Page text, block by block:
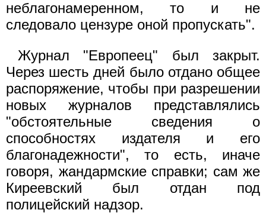
неблагонамеренном, то и не
следовало цензуре оной пропускать".
Журнал "Европеец" был закрыт.
Через шесть дней было отдано общее
распоряжение, чтобы при разрешении
новых журналов представлялись
"обстоятельные сведения о
способностях издателя и его
благонадежности", то есть, иначе
говоря, жандармские справки; сам же
Киреевский был отдан под
полицейский надзор.